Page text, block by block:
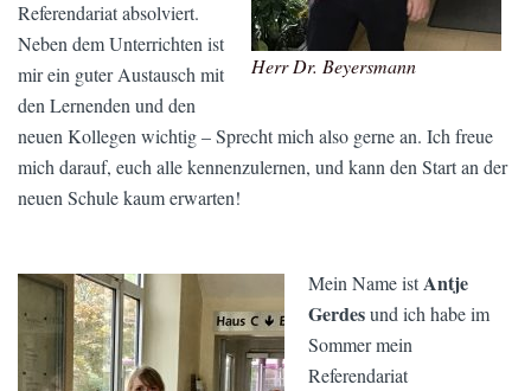
Herr Dr. Beyersmann
Referendariat absolviert.
Neben dem Unterrichten ist
mir ein guter Austausch mit
den Lernenden und den
neuen Kollegen wichtig – Sprecht mich also gerne an. Ich freue
mich darauf, euch alle kennenzulernen, und kann den Start an der
neuen Schule kaum erwarten!
Mein Name istAntje
Gerdesund ich habe im
Sommer mein
Referendariat